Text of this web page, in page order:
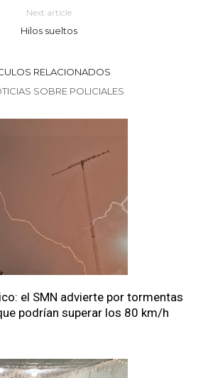
Next article
Hilos sueltos
RELACIONADOS
SOBRE POLICIALES
el SMN advierte por tormentas
podrían superar los 80 km/h